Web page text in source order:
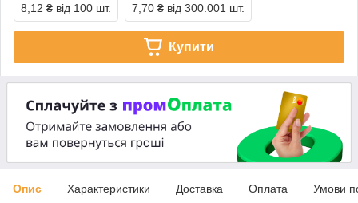
8,12 ₴ від 100 шт. 7,70 ₴ від 300.001 шт.
Купити
Опис Характеристики Доставка Оплата Умови